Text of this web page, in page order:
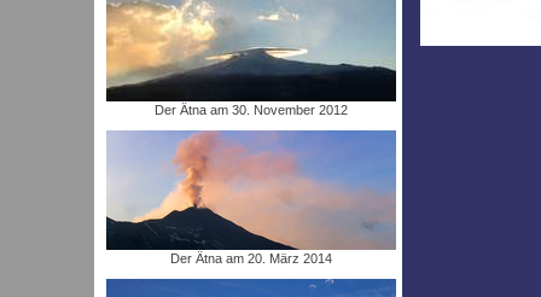
Der Ätna am 30. November 2012
Der Ätna am 20. März 2014